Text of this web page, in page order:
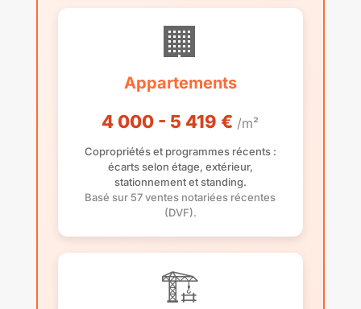
🏢
Appartements
4 000 - 5 419 € /m²
Copropriétés et programmes récents :
écarts selon étage, extérieur,
stationnement et standing.
Basé sur 57 ventes notariées récentes
(DVF).
🏗️